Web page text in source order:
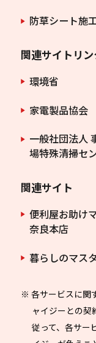
防草シート施
関連サイトリ
環境省
家電製品協会
一般社団法人
場特殊清掃セ
関連サイト
便利屋お助け
奈良本店
暮らしのマス
※ 各サービスに関
ャイジーとの契
従って、各サー